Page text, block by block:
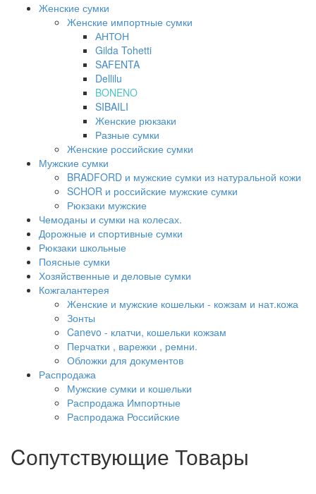
Женские сумки
Женские импортные сумки
АНТОН
Gilda Tohetti
SAFENTA
Dellilu
BONENO
SIBAILI
Женские рюкзаки
Разные сумки
Женские российские сумки
Мужские сумки
BRADFORD и мужские сумки из натуральной кожи
SCHOR и российские мужские сумки
Рюкзаки мужские
Чемоданы и сумки на колесах.
Дорожные и спортивные сумки
Рюкзаки школьные
Поясные сумки
Хозяйственные и деловые сумки
Кожгалантерея
Женские и мужские кошельки - кожзам и нат.кожа
Зонты
Canevo - клатчи, кошельки кожзам
Перчатки , варежки , ремни.
Обложки для документов
Распродажа
Мужские сумки и кошельки
Распродажа Импортные
Распродажа Российские
Cопутствующие Товары